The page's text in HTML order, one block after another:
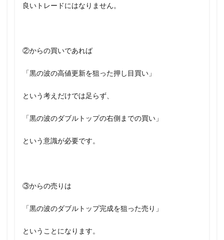
良いトレードにはなりません。
②からの買いであれば
「黒の波の高値更新を狙った押し目買い」
という考えだけでは足らず、
「黒の波のダブルトップの右側までの買い」
という意識が必要です。
③からの売りは
「黒の波のダブルトップ完成を狙った売り」
ということになります。